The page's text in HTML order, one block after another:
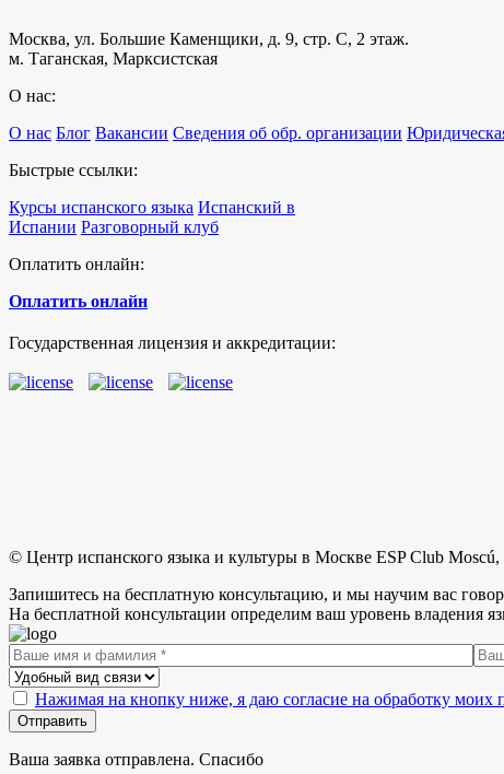
Москва, ул. Большие Каменщики, д. 9, стр. С, 2 этаж.
м. Таганская, Марксистская
О нас:
О нас Блог Вакансии Сведения об обр. организации
Быстрые ссылки:
Курсы испанского языка Испанский в
Испании Разговорный клуб
Оплатить онлайн:
Оплатить онлайн
Государственная лицензия и аккредитации:
© Центр испанского языка и культуры в Москве ESP Club Moscú,
Запишитесь на бесплатную консультацию, и мы научим вас
На бесплатной консультации определим ваш уровень владения
Нажимая на кнопку ниже, я даю согласие на обработку моих
Отправить
Ваша заявка отправлена. Спасибо